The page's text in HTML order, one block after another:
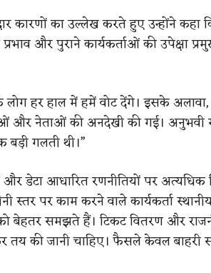
कारणों का उल्लेख करते हुए उन्होंने कहा कि
और पुराने कार्यकर्ताओं की उपेक्षा
लोग हर हाल में हमें वोट देंगे। इसके
और नेताओं की अनदेखी की गई। अनुभवी
बड़ी गलती थी।”
डेटा आधारित रणनीतियों पर अत्यधिक
स्तर पर काम करने वाले कार्यकर्ता
बेहतर समझते हैं। टिकट वितरण और
की जानी चाहिए। फैसले केवल बाहरी